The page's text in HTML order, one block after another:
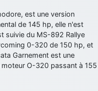
accessoires de personne
violent, mais ça devrait aller
qui mettent le site
est une version
de 145 hp, elle n'est
suivie du MS-892 Rallye
0-320 de 150 hp, et
Garnement est une
O-320 passant à 155